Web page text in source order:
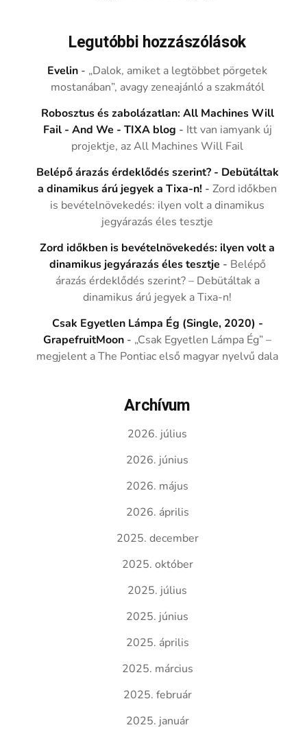
Legutóbbi hozzászólások
Evelin - „Dalok, amiket a legtöbbet pörgetek
mostanában”, avagy zeneajánló a szakmától
Robosztus és zabolázatlan: All Machines Will
Fail - And We - TIXA blog - Itt van iamyank új
projektje, az All Machines Will Fail
Belépő árazás érdeklődés szerint? - Debütáltak
a dinamikus árú jegyek a Tixa-n! -Zord időkben
is bevételnövekedés: ilyen volt a dinamikus
jegyárazás éles tesztje
Zord időkben is bevételnövekedés: ilyen volt a
dinamikus jegyárazás éles tesztje - Belépő
árazás érdeklődés szerint? – Debütáltak a
dinamikus árú jegyek a Tixa-n!
Csak Egyetlen Lámpa Ég (Single, 2020) -
GrapefruitMoon - „Csak Egyetlen Lámpa Ég” –
megjelent a The Pontiac első magyar nyelvű dala
Archívum
2026. július
2026. június
2026. május
2026. április
2025. december
2025. október
2025. július
2025. június
2025. április
2025. március
2025. február
2025. január